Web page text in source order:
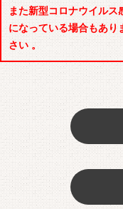
また新型コロナウイル
になっている場合もあり
さい 。